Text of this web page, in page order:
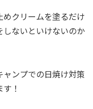
クリームを塗るだけ
ないといけないのか
ンプでの日焼け対策
！